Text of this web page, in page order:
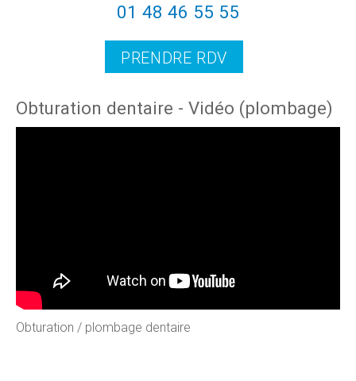
01 48 46 55 55
PRENDRE RDV
Obturation dentaire - Vidéo (plombage)
Obturation / plombage dentaire